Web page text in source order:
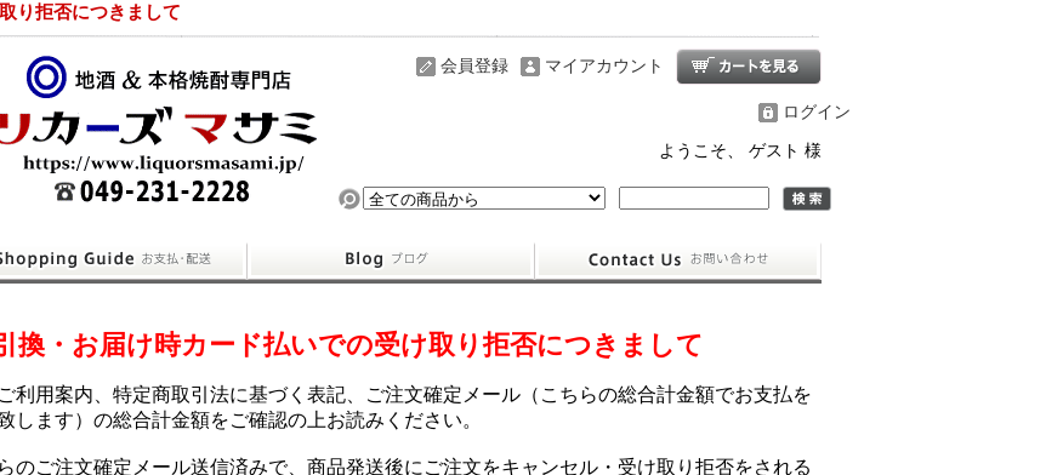
り拒否につきまして
マイアカウント
会員登録
ログイン
ようこそ、 ゲスト 様
換・お届け時カード払いでの受け取り拒否につきまして
利用案内、特定商取引法に基づく表記、ご注文確定メール（こちらの総合計金額でお支払を
します）の総合計金額をご確認の上お読みください。
のご注文確定メール送信済みで、商品発送後にご注文をキャンセル・受け取り拒否をされる